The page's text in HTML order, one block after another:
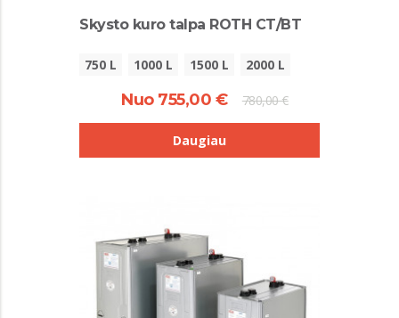
Skysto kuro talpa ROTH CT/BT
750 L 1000 L 1500 L 2000 L
Nuo 755,00 € 780,00 €
Daugiau